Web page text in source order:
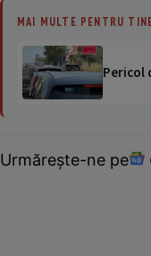
MAI MULTE PENTRU
Pericol
Urmărește-ne pe